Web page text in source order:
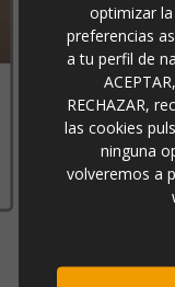
-3% DE
transferencia
34SI25615
973 501 496
optimizar
preferencias
a tu perfil de
RECHAZAR,
las cookies
ninguna
volveremos a